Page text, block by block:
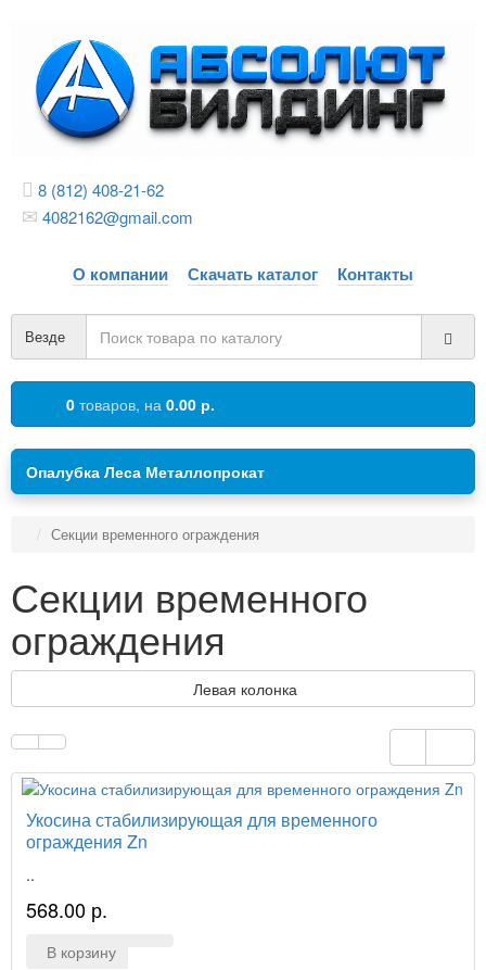
8 (812) 408-21-62
4082162@gmail.com
О компании Скачать каталог Контакты
Везде
0 товаров, на 0.00 р.
Опалубка Леса Металлопрокат
Секции временного ограждения
Секции временного
ограждения
Левая колонка
Укосина стабилизирующая для временного
ограждения Zn
..
568.00 р.
В корзину